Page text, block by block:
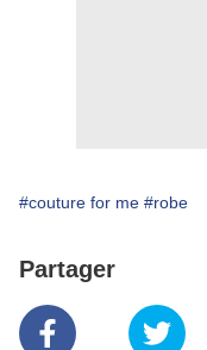
#couture for me #robe
Partager